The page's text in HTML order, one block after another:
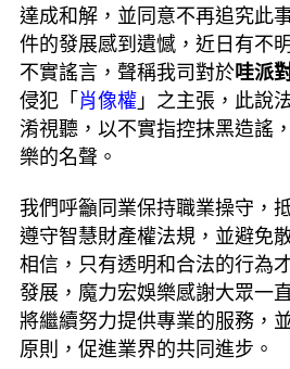
達成和解，並同意不再追究此
件的發展感到遺憾，近日有不
不實謠言，聲稱我司對於哇派
侵犯「 肖像權 」之主張，此說
淆視聽，以不實指控抹黑造謠
樂的名聲。
我們呼籲同業保持職業操守，
遵守智慧財產權法規，並避免
相信，只有透明和合法的行為
發展，魔力宏娛樂感謝大眾一
將繼續努力提供專業的服務，
原則，促進業界的共同進步。